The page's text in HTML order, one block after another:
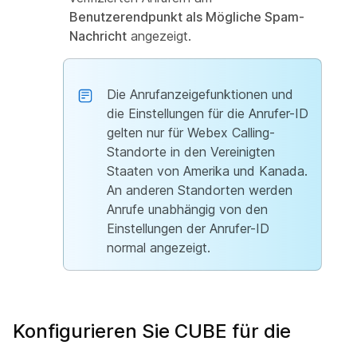
Benutzerendpunkt als Mögliche Spam-
Nachricht angezeigt.
Die Anrufanzeigefunktionen und
die Einstellungen für die Anrufer-ID
gelten nur für Webex Calling-
Standorte in den Vereinigten
Staaten von Amerika und Kanada.
An anderen Standorten werden
Anrufe unabhängig von den
Einstellungen der Anrufer-ID
normal angezeigt.
Konfigurieren Sie CUBE für die